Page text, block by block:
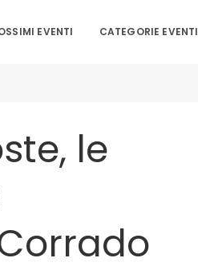
EVENTI CATEGORIE EVENTI
le